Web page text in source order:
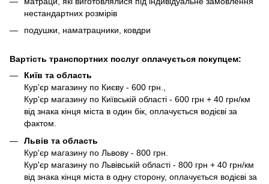
нестандартних розмірів
подушки, наматрацники, ковдри
Вартість транспортних послуг оплачується покупцем:
Київ та область
Кур'єр магазину по Києву - 600 грн.,
Кур'єр магазину по Київській області - 600 грн + 40 грн/км
від знака кінця міста в один бік, оплачується водієві за
фактом.
Львів та область
Кур'єр магазину по Львову - 800 грн.
Кур'єр магазину по Львівській області - 800 грн + 40 грн/км
від знака кінця міста в одну сторону, оплачується водієві за